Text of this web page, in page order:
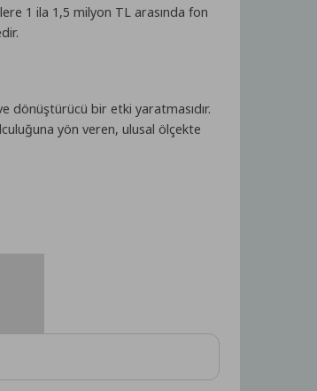
1 ila 1,5 milyon TL arasında fon
dönüştürücü bir etki yaratmasıdır.
yön veren, ulusal ölçekte